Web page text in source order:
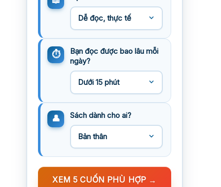
Bạn đọc được bao lâu mỗi
ngày?
Sách dành cho ai?
XEM 5 CUỐN PHÙ HỢP →